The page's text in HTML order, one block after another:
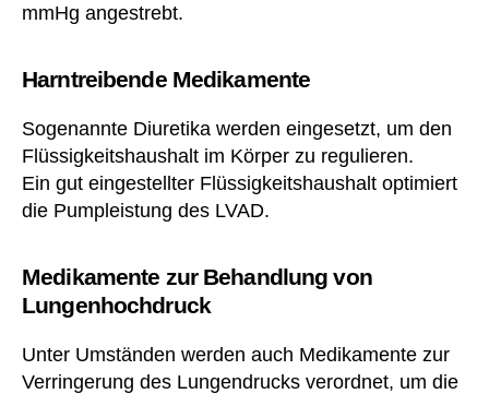
mmHg angestrebt.
Harntreibende Medikamente
Sogenannte Diuretika werden eingesetzt, um den
Flüssigkeitshaushalt im Körper zu regulieren.
Ein gut eingestellter Flüssigkeitshaushalt optimiert
die Pumpleistung des LVAD.
Medikamente zur Behandlung von
Lungenhochdruck
Unter Umständen werden auch Medikamente zur
Verringerung des Lungendrucks verordnet, um die